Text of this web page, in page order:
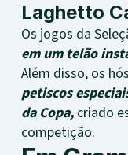
Laghetto
Os jogos da
em um telão
Além disso, os
petiscos
da Copa, criado
competição.